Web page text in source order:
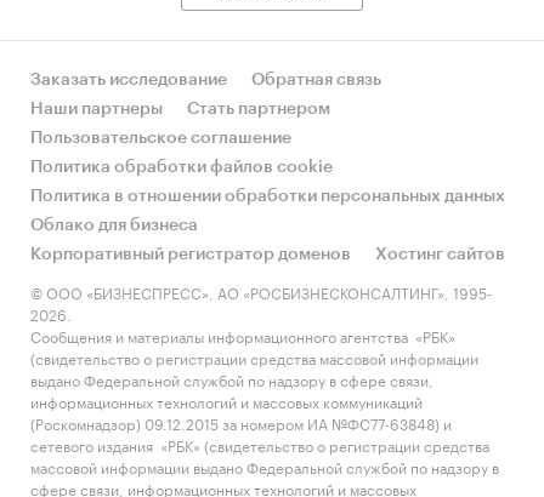
Заказать исследование
Обратная связь
Наши партнеры
Стать партнером
Пользовательское соглашение
Политика обработки файлов cookie
Политика в отношении обработки персональных данных
Облако для бизнеса
Корпоративный регистратор доменов
Хостинг сайтов
© ООО «БИЗНЕСПРЕСС», АО «РОСБИЗНЕСКОНСАЛТИНГ», 1995-
2026.
Сообщения и материалы информационного агентства «РБК»
(свидетельство о регистрации средства массовой информации
выдано Федеральной службой по надзору в сфере связи,
информационных технологий и массовых коммуникаций
(Роскомнадзор) 09.12.2015 за номером ИА №ФС77-63848) и
сетевого издания «РБК» (свидетельство о регистрации средства
массовой информации выдано Федеральной службой по надзору в
сфере связи, информационных технологий и массовых